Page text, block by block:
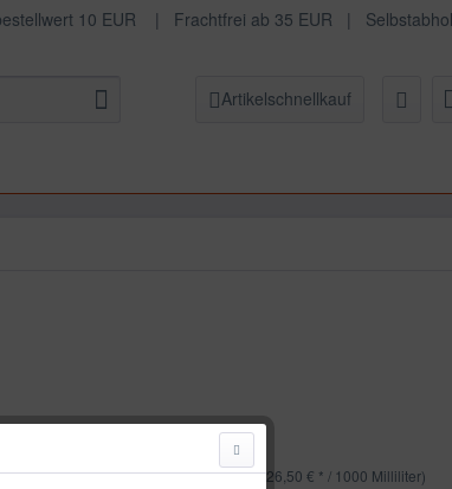
10 EUR | Frachtfrei ab 35 EUR |
Artikelschnellkauf
5,30 € *
Inhalt:200 Milliliter (26,50 € * / 1000 Milliliter)